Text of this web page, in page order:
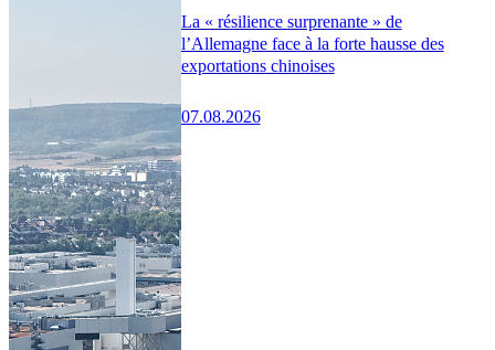
La « résilience surprenante » de
l’Allemagne face à la forte hausse des
exportations chinoises
07.08.2026